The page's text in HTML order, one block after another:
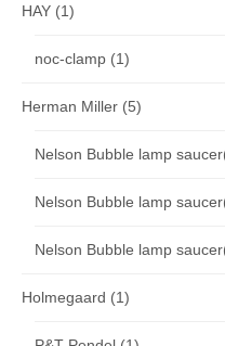
HAY (1)
noc-clamp (1)
Herman Miller (5)
Nelson Bubble lamp
Nelson Bubble lamp
Nelson Bubble lamp
Holmegaard (1)